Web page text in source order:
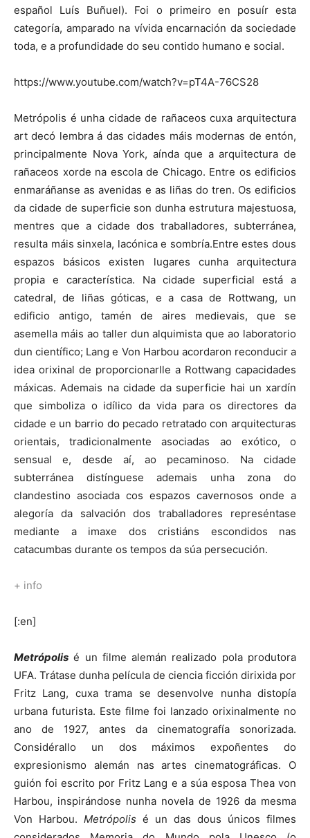
español Luís Buñuel). Foi o primeiro en posuír esta
categoría, amparado na vívida encarnación da sociedade
toda, e a profundidade do seu contido humano e social.
https://www.youtube.com/watch?v=pT4A-76CS28
Metrópolis é unha cidade de rañaceos cuxa arquitectura
art decó lembra á das cidades máis modernas de entón,
principalmente Nova York, aínda que a arquitectura de
rañaceos xorde na escola de Chicago. Entre os edificios
enmaráñanse as avenidas e as liñas do tren. Os edificios
da cidade de superficie son dunha estrutura majestuosa,
mentres que a cidade dos traballadores, subterránea,
resulta máis sinxela, lacónica e sombría.Entre estes dous
espazos básicos existen lugares cunha arquitectura
propia e característica. Na cidade superficial está a
catedral, de liñas góticas, e a casa de Rottwang, un
edificio antigo, tamén de aires medievais, que se
asemella máis ao taller dun alquimista que ao laboratorio
dun científico; Lang e Von Harbou acordaron reconducir a
idea orixinal de proporcionarlle a Rottwang capacidades
máxicas. Ademais na cidade da superficie hai un xardín
que simboliza o idílico da vida para os directores da
cidade e un barrio do pecado retratado con arquitecturas
orientais, tradicionalmente asociadas ao exótico, o
sensual e, desde aí, ao pecaminoso. Na cidade
subterránea distínguese ademais unha zona do
clandestino asociada cos espazos cavernosos onde a
alegoría da salvación dos traballadores represéntase
mediante a imaxe dos cristiáns escondidos nas
catacumbas durante os tempos da súa persecución.
+ info
[:en]
Metrópolis é un filme alemán realizado pola produtora
UFA. Trátase dunha película de ciencia ficción dirixida por
Fritz Lang, cuxa trama se desenvolve nunha distopía
urbana futurista. Este filme foi lanzado orixinalmente no
ano de 1927, antes da cinematografía sonorizada.
Considérallo un dos máximos expoñentes do
expresionismo alemán nas artes cinematográficas. O
guión foi escrito por Fritz Lang e a súa esposa Thea von
Harbou, inspirándose nunha novela de 1926 da mesma
Von Harbou. Metrópolis é un das dous únicos filmes